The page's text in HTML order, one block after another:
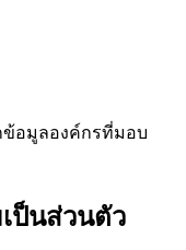
ข้อมูลองค์กรที่มอบ
ป็นส่วนตัว